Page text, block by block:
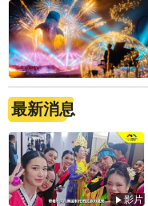
最新消息
影片